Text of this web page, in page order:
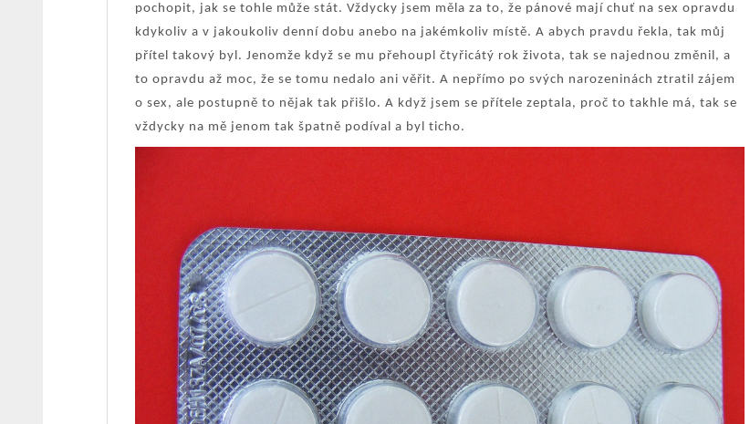
pochopit, jak se tohle může stát. Vždycky jsem měla za to, že pánové mají chuť na sex opravdu
kdykoliv a v jakoukoliv denní dobu anebo na jakémkoliv místě. A abych pravdu řekla, tak můj
přítel takový byl. Jenomže když se mu přehoupl čtyřicátý rok života, tak se najednou změnil, a
to opravdu až moc, že se tomu nedalo ani věřit. A nepřímo po svých narozeninách ztratil zájem
o sex, ale postupně to nějak tak přišlo. A když jsem se přítele zeptala, proč to takhle má, tak se
vždycky na mě jenom tak špatně podíval a byl ticho.